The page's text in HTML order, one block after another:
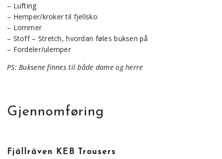
– Lufting
– Hemper/kroker til fjellsko
– Lommer
– Stoff – Stretch, hvordan føles buksen på
– Fordeler/ulemper
PS: Buksene finnes til både dame og herre
Gjennomføring
Fjällräven KEB Trousers